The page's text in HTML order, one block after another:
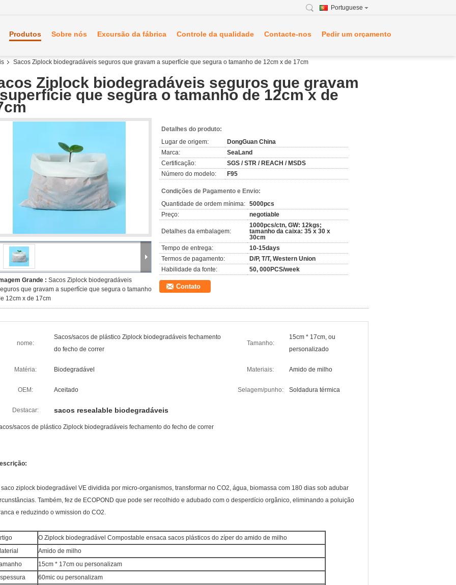
Portuguese
Produtos Sobre nós Excursão da fábrica Controle da qualidade Contacte-nos Pedir um orçamento
Sacos Ziplock biodegradáveis seguros que gravam a superfície que segura o tamanho de 12cm x de 17cm
Ziplock biodegradáveis seguros que gravam
que segura o tamanho de 12cm x de
Grande : Sacos Ziplock biodegradáveis
que gravam a superfície que segura o tamanho
12cm x de 17cm
Detalhes do produto:
Lugar de origem:
DongGuan China
Marca:
SeaLand
Certificação:
SGS / STR / REACH / MSDS
Número do modelo:
F95
Condições de Pagamento e Envio:
Quantidade de ordem mínima: 5000pcs
Preço:
negotiable
Detalhes da embalagem:
1000pcs/ctn, GW: 12kgs;
tamanho da caixa: 35 x 30 x
30cm
Tempo de entrega:
10-15days
Termos de pagamento:
D/P, T/T, Western Union
Habilidade da fonte:
50, 000PCS/week
Contato
nome:
Sacos/sacos de plástico Ziplock biodegradáveis fechamento
do fecho de correr
Tamanho:
15cm * 17cm, ou
personalizado
Matéria: Biodegradável Materiais: Amido de milho
OEM: Aceitado Selagem/punho: Soldadura térmica
Destacar: sacos resealable biodegradáveis
sacos de plástico Ziplock biodegradáveis fechamento do fecho de correr
saco ziplock biodegradável VE dividida por micro-organismos, transformar no CO2, água, biomassa com 180 dias sob adubar
Também, fez de ECOPOND que pode ser recolhido e adubado com o desperdício orgânico, eliminando a poluição
e reduzindo o wmission do CO2.
O Ziplock biodegradável Compostable ensaca sacos plásticos do zíper do amido de milho
Amido de milho
15cm * 17cm ou personalizam
60mic ou personalizam